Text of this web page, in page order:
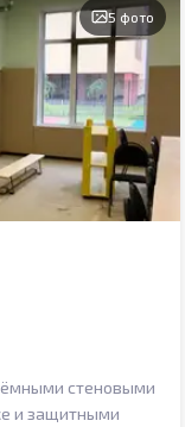
5 фото
стеновыми
и защитными